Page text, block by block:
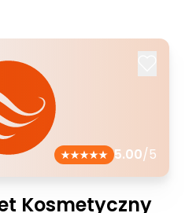
5.00/5
Kosmetyczny